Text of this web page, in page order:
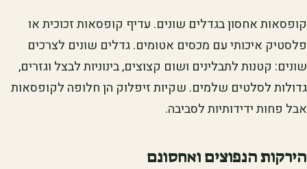
קופסאות אחסון בגדלים שונים. עדיף קופסאות זכוכית או
פלסטיק איכותי עם מכסים אטומים. גדלים שונים לצרכים
שונים: קטנות לתבלינים ושום קצוצים, בינוניות לבצל וגזרים,
גדולות לסלטים שלמים. שקיות זיפלוק הן חלופה לקופסאות
אבל פחות ידידותיות לסביבה.
הירקות הנפוצים ואחסונם